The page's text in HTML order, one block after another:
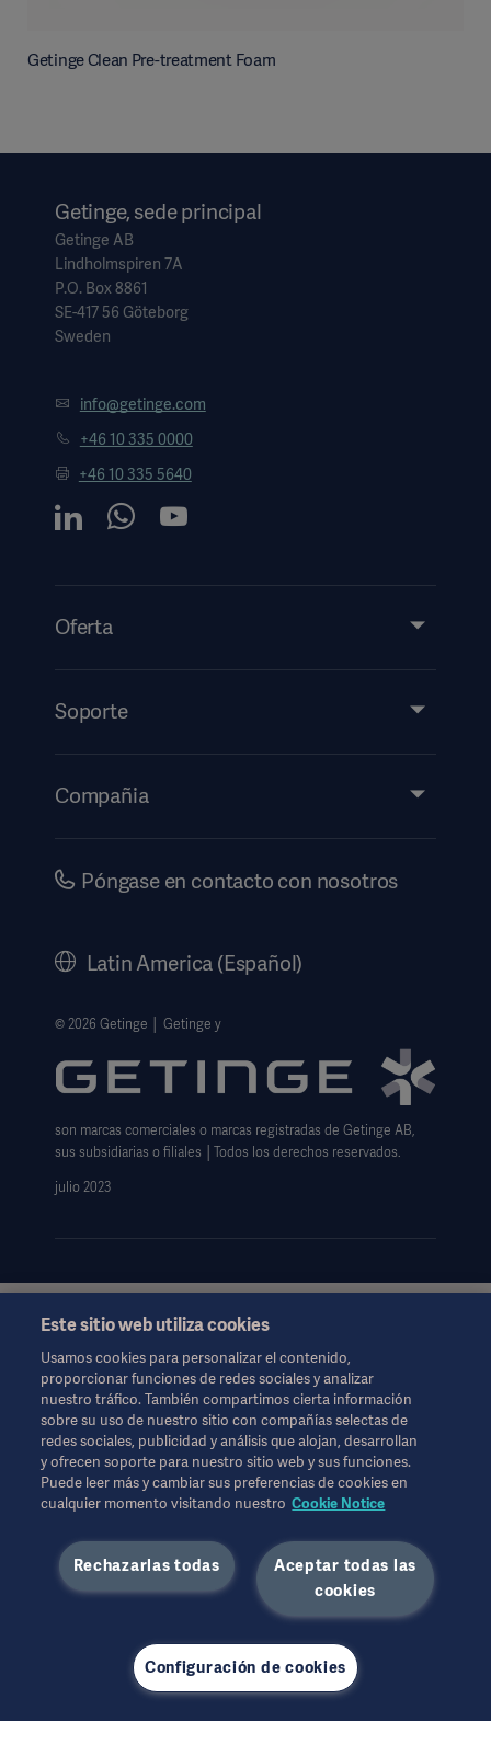
Póngase en contacto con nosotros a través de
WhatsApp:+ 52 55 6116 1356
Getinge Clean Pre-treatment Foam
Getinge, sede principal
Getinge AB
Lindholmspiren 7A
P.O. Box 8861
SE-417 56 Göteborg
Sweden
info@getinge.com
+46 10 335 0000
+46 10 335 5640
Oferta
Servicios
Soporte
Eventos
Compañia
Carreras
Política de privacidad del sitio web
Exención de responsabilidad de uso del sitio web
Aviso sobre las cookies
Formulario de solicitud de datos
Póngase en contacto con nosotros
Latin America (Español)
© 2026 Getinge │ Getinge y
son marcas comerciales o marcas registradas de Getinge AB,
sus subsidiarias o filiales │Todos los derechos reservados.
julio 2023
Esta información está dirigida exclusivamente a profesionales
de la salud u otras audiencias profesionales y son sólo para
fines informativos, no es exhaustiva y por lo tanto no debe ser
invocado como un reemplazo de las instrucciones de uso,
manual de servicio o consejo médico.
Getinge no se responsabiliza de ninguna acción u omisión de
ninguna parte basada en este material, y la confianza depositada
en él es responsabilidad exclusiva del usuario.
Cualquier terapia, solución o producto mencionado podría no
puede copiarse ni utilizarse, total o parcialmente, sin el permiso
por escrito de Getinge.
Esta información está dirigida a una audiencia internacional
estrictamente los del entrevistado y no reflejan ni representan
necesariamente los puntos de vista de Getinge.
Este sitio web utiliza cookies
Usamos cookies para personalizar el contenido,
proporcionar funciones de redes sociales y analizar
nuestro tráfico. También compartimos cierta información
sobre su uso de nuestro sitio con compañías selectas de
redes sociales, publicidad y análisis que alojan, desarrollan
y ofrecen soporte para nuestro sitio web y sus funciones.
Puede leer más y cambiar sus preferencias de cookies en
cualquier momento visitando nuestro Cookie Notice
Aceptar todas las
cookies
Rechazarlas todas
Configuración de cookies